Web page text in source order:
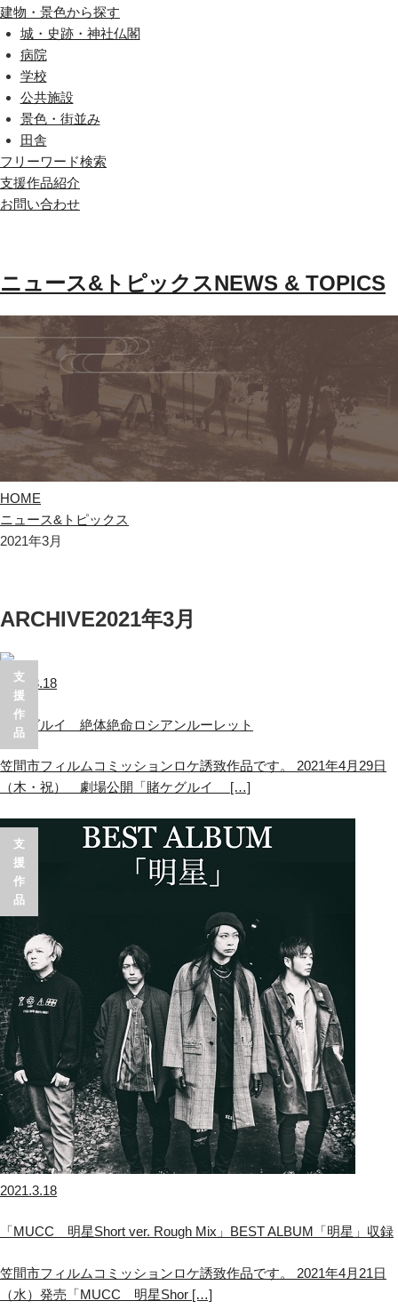
建物・景色から探す
城・史跡・神社仏閣
病院
学校
公共施設
景色・街並み
田舎
フリーワード検索
支援作品紹介
お問い合わせ
ニュース&トピックスNEWS & TOPICS
HOME
ニュース&トピックス
2021年3月
ARCHIVE2021年3月
2021.3.18
賭ケグルイ 絶体絶命ロシアンルーレット
笠間市フィルムコミッションロケ誘致作品です。 2021年4月29日
（木・祝） 劇場公開「賭ケグルイ […]
支
援
作
品
2021.3.18
「MUCC 明星Short ver. Rough Mix」BEST ALBUM「明星」収録
笠間市フィルムコミッションロケ誘致作品です。 2021年4月21日
（水）発売「MUCC 明星Shor […]
支
援
作
品